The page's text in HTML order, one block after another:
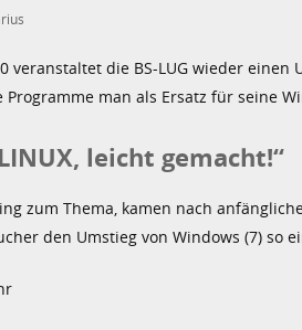
veranstaltet die BS-LUG wieder
man als Ersatz für seine
leicht gemacht!“
zum Thema, kamen nach
den Umstieg von Windows (7) so